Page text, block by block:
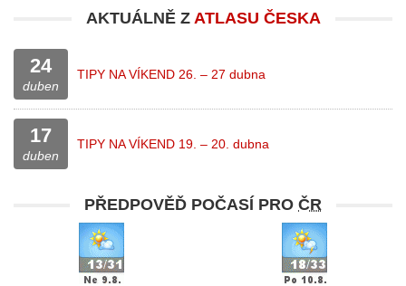
AKTUÁLNĚ Z ATLASU ČESKA
24
duben
TIPY NA VÍKEND 26. – 27 dubna
17
duben
TIPY NA VÍKEND 19. – 20. dubna
PŘEDPOVĚĎ POČASÍ PRO ČR